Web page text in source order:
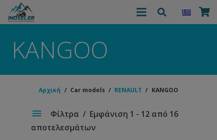
KANGOO
Αρχική / Car models / RENAULT / KANGOO
Φίλτρα
Εμφάνιση 1 - 12 από 16
αποτελεσμάτων